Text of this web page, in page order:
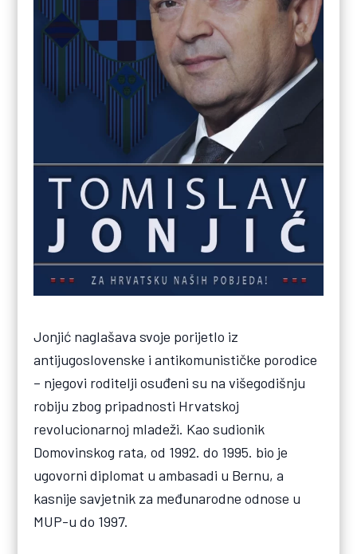
Jonjić naglašava svoje porijetlo iz
antijugoslovenske i antikomunističke porodice
– njegovi roditelji osuđeni su na višegodišnju
robiju zbog pripadnosti Hrvatskoj
revolucionarnoj mladeži. Kao sudionik
Domovinskog rata, od 1992. do 1995. bio je
ugovorni diplomat u ambasadi u Bernu, a
kasnije savjetnik za međunarodne odnose u
MUP-u do 1997.